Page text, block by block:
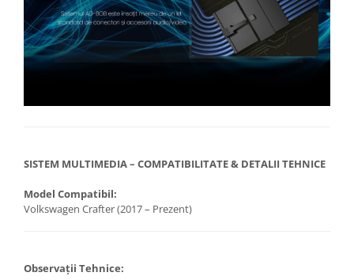
SISTEM MULTIMEDIA – COMPATIBILITATE & DETALII TEHNICE
Model Compatibil:
Volkswagen Crafter (2017 – Prezent)
Observații Tehnice: